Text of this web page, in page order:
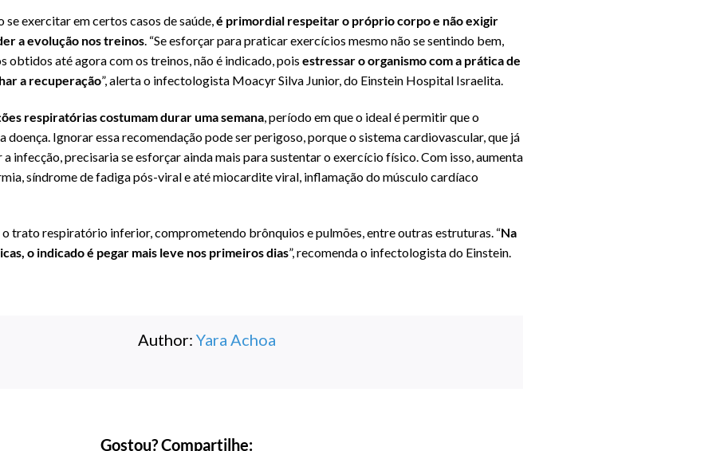
exercitar em certos casos de saúde,é primordial respeitar o próprio corpo e não exigir
a evolução nos treinos. “Se esforçar para praticar exercícios mesmo não se sentindo bem,
obtidos até agora com os treinos, não é indicado, pois estressar o organismo com a prática de
a recuperação”, alerta o infectologista Moacyr Silva Junior, do Einstein Hospital Israelita.
respiratórias costumam durar uma semana , período em que o ideal é permitir que o
Ignorar essa recomendação pode ser perigoso, porque o sistema cardiovascular, que já
infecção, precisaria se esforçar ainda mais para sustentar o exercício físico. Com isso, aumenta
síndrome de fadiga pós-viral e até miocardite viral, inflamação do músculo cardíaco
trato respiratório inferior, comprometendo brônquios e pulmões, entre outras estruturas. “Na
o indicado é pegar mais leve nos primeiros dias”, recomenda o infectologista do Einstein.
Author: Yara Achoa
Gostou? Compartilhe: